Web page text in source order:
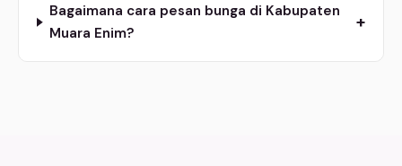
Bagaimana cara pesan bunga di Kabupaten
Muara Enim?
+